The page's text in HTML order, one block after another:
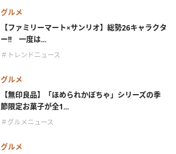
グルメ
【ファミリーマート×サンリオ】総勢26キャラクタ
ー!! 一度は...
＃トレンドニュース
グルメ
【無印良品】「ほめられかぼちゃ」シリーズの季
節限定お菓子が全1...
＃グルメニュース
グルメ